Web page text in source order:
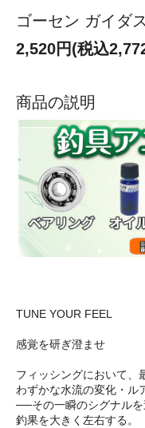
ゴーセン ガイダ
2,520円(税込
商品の説明
TUNE YOUR FEEL
感覚を研ぎ澄ませ
フィッシングにおいて、
わずかな水流の変化・ル
──その一瞬のシグナルを
釣果を大きく左右する。